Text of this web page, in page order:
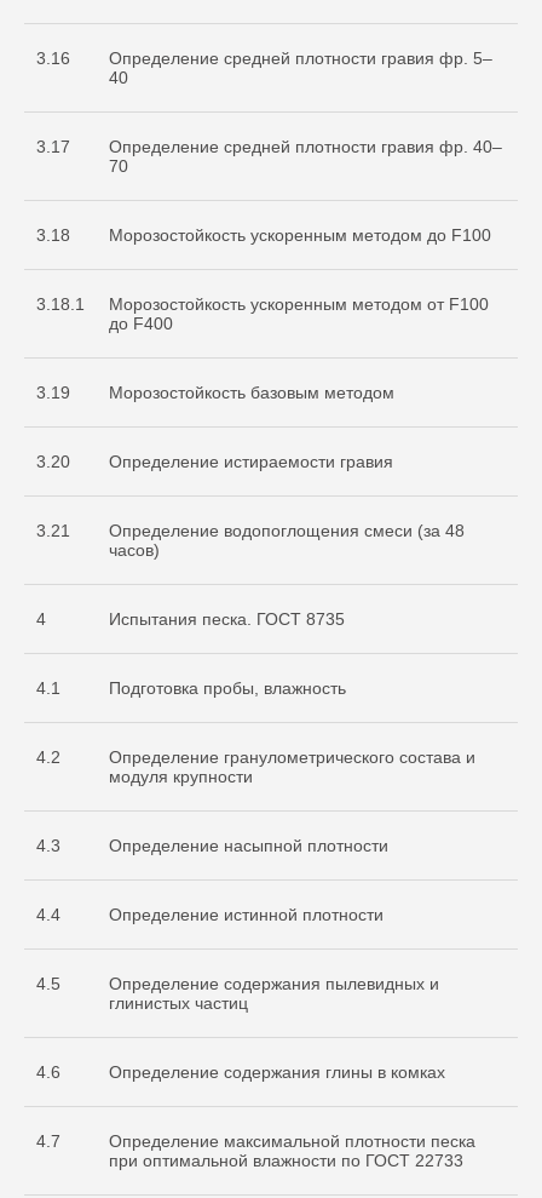
3.16
Определение средней плотности гравия фр. 5–
40
3.17
Определение средней плотности гравия фр. 40–
70
3.18 Морозостойкость ускоренным методом до F100
3.18.1
Морозостойкость ускоренным методом от F100
до F400
3.19 Морозостойкость базовым методом
3.20 Определение истираемости гравия
3.21
Определение водопоглощения смеси (за 48
часов)
4 Испытания песка. ГОСТ 8735
4.1 Подготовка пробы, влажность
4.2
Определение гранулометрического состава и
модуля крупности
4.3 Определение насыпной плотности
4.4 Определение истинной плотности
4.5
Определение содержания пылевидных и
глинистых частиц
4.6 Определение содержания глины в комках
4.7
Определение максимальной плотности песка
при оптимальной влажности по ГОСТ 22733